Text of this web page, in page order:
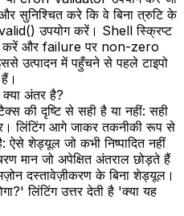
सुनिश्चित करे कि वे बिना त्रुटि के
उपयोग करें। Shell स्क्रिप्ट
और failure पर non-zero
उत्पादन में पहुँचने से पहले टाइपो
अंतर है?
की दृष्टि से सही है या नहीं: सही
लिंटिंग आगे जाकर तकनीकी रूप से
ऐसे शेड्यूल जो कभी निष्पादित नहीं
मान जो अपेक्षित अंतराल छोड़ते हैं
दस्तावेज़ीकरण के बिना शेड्यूल।
लिंटिंग उत्तर देती है 'क्या यह